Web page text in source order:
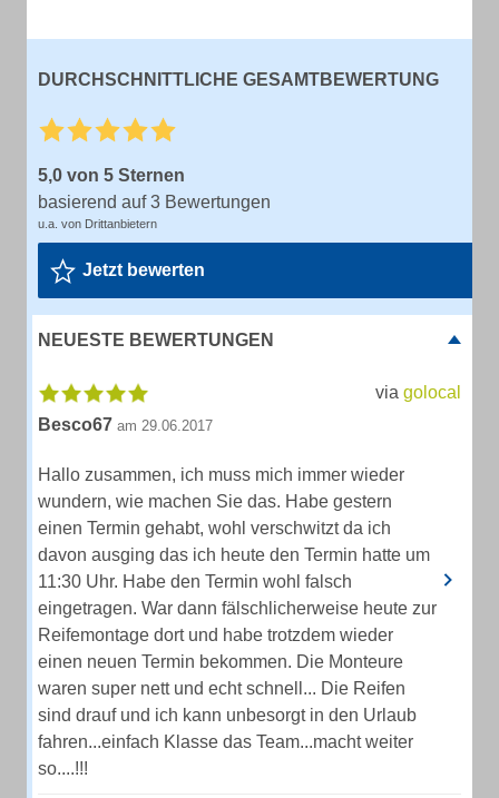
DURCHSCHNITTLICHE GESAMTBEWERTUNG
5,0 von 5 Sternen
basierend auf 3 Bewertungen
u.a. von Drittanbietern
Jetzt bewerten
NEUESTE BEWERTUNGEN
via golocal
Besco67 am 29.06.2017
Hallo zusammen, ich muss mich immer wieder
wundern, wie machen Sie das. Habe gestern
einen Termin gehabt, wohl verschwitzt da ich
davon ausging das ich heute den Termin hatte um
11:30 Uhr. Habe den Termin wohl falsch
eingetragen. War dann fälschlicherweise heute zur
Reifemontage dort und habe trotzdem wieder
einen neuen Termin bekommen. Die Monteure
waren super nett und echt schnell... Die Reifen
sind drauf und ich kann unbesorgt in den Urlaub
fahren...einfach Klasse das Team...macht weiter
so....!!!